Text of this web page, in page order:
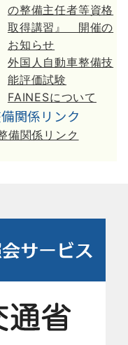
の整備主任者等資格
取得講習』 開催の
お知らせ
外国人自動車整備技
能評価試験
FAINESについて
関係リンク
備関係リンク